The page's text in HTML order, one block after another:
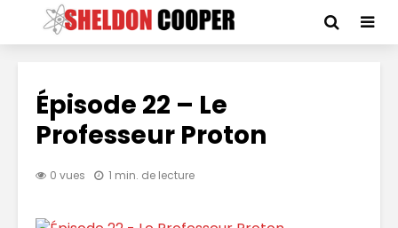
Épisode 22 – Le
Professeur Proton
0 vues 1 min. de lecture